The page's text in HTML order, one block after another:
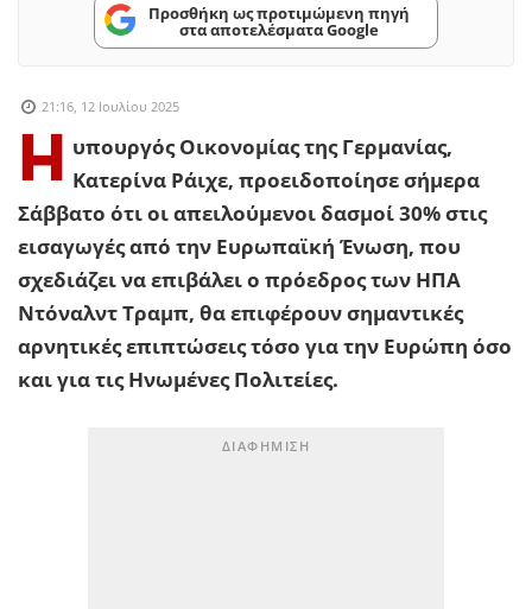
Προσθήκη ως προτιμώμενη πηγή
στα αποτελέσματα Google
21:16, 12 Ιουλίου 2025
Η
υπουργός Οικονομίας της Γερμανίας,
Κατερίνα Ράιχε, προειδοποίησε σήμερα
Σάββατο ότι οι απειλούμενοι δασμοί 30% στις
εισαγωγές από την Ευρωπαϊκή Ένωση, που
σχεδιάζει να επιβάλει ο πρόεδρος των ΗΠΑ
Ντόναλντ Τραμπ, θα επιφέρουν σημαντικές
αρνητικές επιπτώσεις τόσο για την Ευρώπη όσο
και για τις Ηνωμένες Πολιτείες.